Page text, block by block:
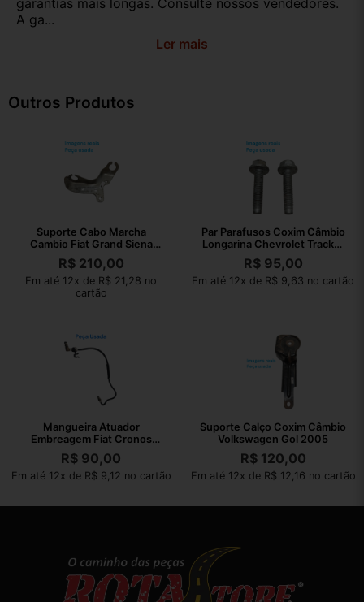
garantias mais longas. Consulte nossos vendedores.
A ga...
Ler mais
Outros Produtos
Suporte Cabo Marcha
Cambio Fiat Grand Siena
2012 30583260001
R$210,00
Em até 12x de R$ 21,28 no
cartão
Par Parafusos Coxim Câmbio
Longarina Chevrolet Tracker
2023
R$95,00
Em até 12x de R$ 9,63 no cartão
Mangueira Atuador
Embreagem Fiat Cronos
2023 T47914806
R$ 90,00
Em até 12x de R$ 9,12 no cartão
Suporte Calço Coxim Câmbio
Volkswagen Gol 2005
R$120,00
Em até 12x de R$ 12,16 no cartão